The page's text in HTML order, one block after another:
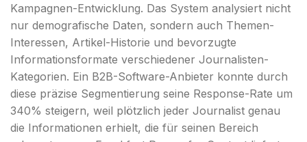
Kampagnen-Entwicklung. Das System analysiert nicht
nur demografische Daten, sondern auch Themen-
Interessen, Artikel-Historie und bevorzugte
Informationsformate verschiedener Journalisten-
Kategorien. Ein B2B-Software-Anbieter konnte durch
diese präzise Segmentierung seine Response-Rate um
340% steigern, weil plötzlich jeder Journalist genau
die Informationen erhielt, die für seinen Bereich